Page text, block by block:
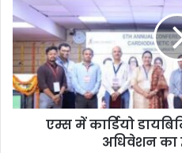
एम्स में कार्डियो
अधिवेशन